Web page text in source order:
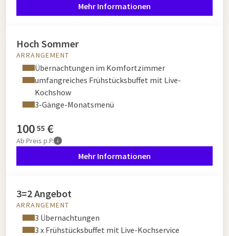
Mehr Informationen
Hoch Sommer
ARRANGEMENT
Übernachtungen im Komfortzimmer
umfangreiches Frühstücksbuffet mit Live-
Kochshow
3-Gänge-Monatsmenü
100 55 €
Ab Preis p.P.
Mehr Informationen
3=2 Angebot
ARRANGEMENT
3 Übernachtungen
3 x Frühstücksbuffet mit Live-Kochservice